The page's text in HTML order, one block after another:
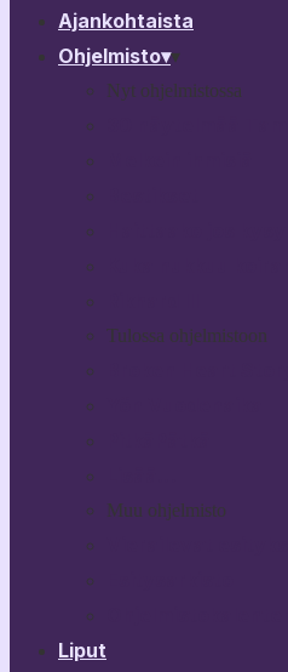
Ajankohtaista
Ohjelmisto▾▾
Nyt ohjelmistossa
Tulossa ohjelmistoon
Muu ohjelmisto
Liput